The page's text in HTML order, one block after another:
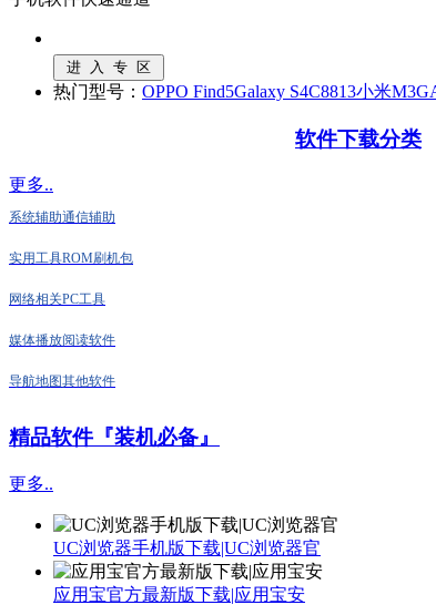
热门型号： OPPO Find5Galaxy S4C8813小米M3
软件下载分类
更多..
系统辅助通信辅助
实用工具ROM刷机包
网络相关PC工具
媒体播放阅读软件
导航地图其他软件
精品软件『装机必备』
更多..
UC浏览器手机版下载|UC浏览器官
应用宝官方最新版下载|应用宝安